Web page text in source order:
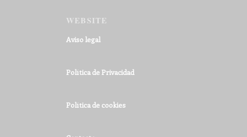
WEBSITE
Aviso legal
Política de Privacidad
Política de cookies